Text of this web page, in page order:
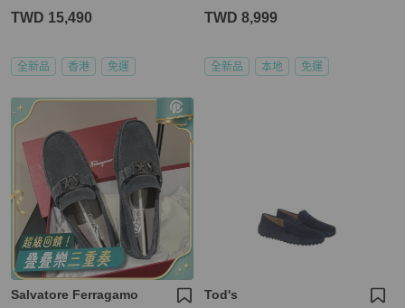
TWD 15,490
全新品 香港 免運
TWD 8,999
全新品 本地 免運
Salvatore Ferragamo Tod's